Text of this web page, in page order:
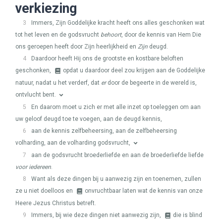
verkiezing
3
Immers, Zijn Goddelijke kracht heeft ons alles geschonken wat
tot het leven en de godsvrucht behoort, door de kennis van Hem Die
ons geroepen heeft door Zijn heerlijkheid en Zijn deugd.
4
Daardoor heeft Hij ons de grootste en kostbare beloften
geschonken,
opdat u daardoor deel zou krijgen aan de Goddelijke
natuur, nadat u het verderf, dat erdoor de begeerte in de wereld is,
ontvlucht bent.
5
En daarom moet u zich er met alle inzet op toeleggen om aan
uw geloof deugd toe te voegen, aan de deugd kennis,
6
aan de kennis zelfbeheersing, aan de zelfbeheersing
volharding, aan de volharding godsvrucht,
7
aan de godsvrucht broederliefde en aan de broederliefde liefde
voor iedereen.
8
Want als deze dingen bij u aanwezig zijn en toenemen, zullen
ze u niet doelloos en
onvruchtbaar laten wat de kennis van onze
Heere Jezus Christus betreft.
9
Immers, bij wie deze dingen niet aanwezig zijn,
die is blind